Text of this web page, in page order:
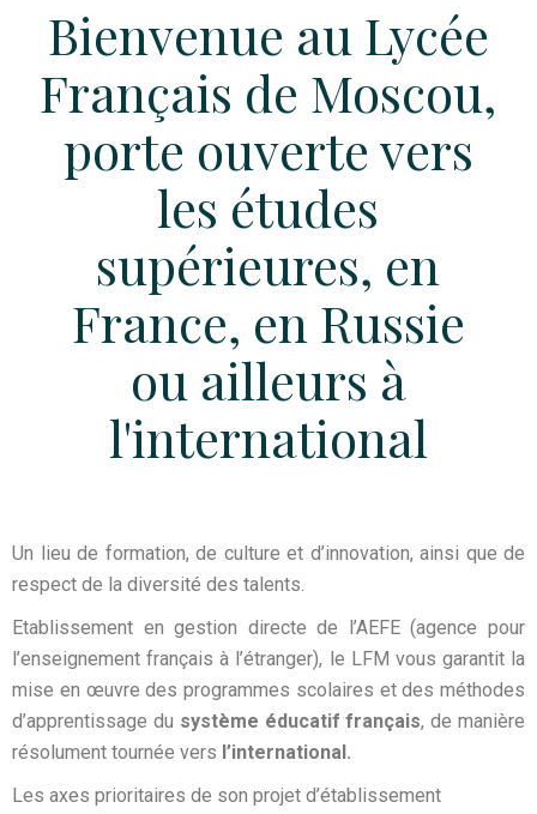
Bienvenue au Lycée
Français de Moscou,
porte ouverte vers
les études
supérieures, en
France, en Russie
ou ailleurs à
l'international
Un lieu de formation, de culture et d’innovation, ainsi que de
respect de la diversité des talents.
Etablissement en gestion directe de l’AEFE (agence pour
l’enseignement français à l’étranger), le LFM vous garantit la
mise en œuvre des programmes scolaires et des méthodes
d’apprentissage du système éducatif français, de manière
résolument tournée vers l’international.
Les axes prioritaires de son projet d’établissement